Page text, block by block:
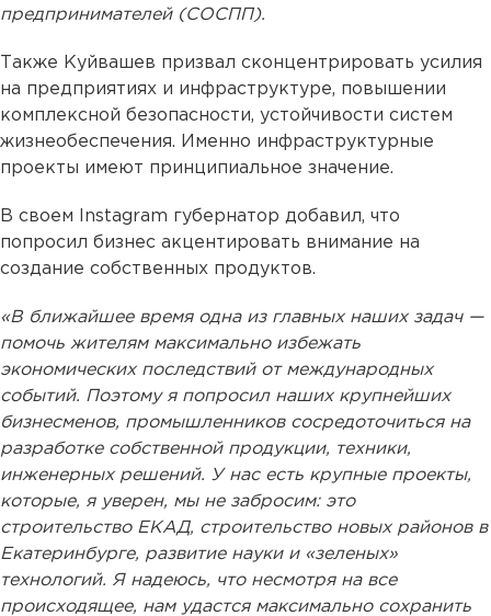
предпринимателей (СОСПП).
Также Куйвашев призвал сконцентрировать усилия
на предприятиях и инфраструктуре, повышении
комплексной безопасности, устойчивости систем
жизнеобеспечения. Именно инфраструктурные
проекты имеют принципиальное значение.
В своем Instagram губернатор добавил, что
попросил бизнес акцентировать внимание на
создание собственных продуктов.
«В ближайшее время одна из главных наших задач —
помочь жителям максимально избежать
экономических последствий от международных
событий. Поэтому я попросил наших крупнейших
бизнесменов, промышленников сосредоточиться на
разработке собственной продукции, техники,
инженерных решений. У нас есть крупные проекты,
которые, я уверен, мы не забросим: это
строительство ЕКАД, строительство новых районов в
Екатеринбурге, развитие науки и «зеленых»
технологий. Я надеюсь, что несмотря на все
происходящее, нам удастся максимально сохранить